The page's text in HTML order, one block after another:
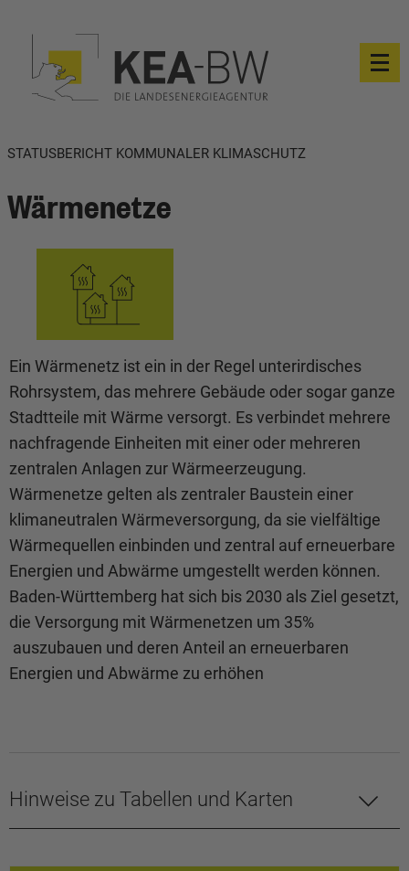
STATUSBERICHT KOMMUNALER KLIMASCHUTZ
Wärmenetze
Ein Wärmenetz ist ein in der Regel unterirdisches
Rohrsystem, das mehrere Gebäude oder sogar ganze
Stadtteile mit Wärme versorgt. Es verbindet mehrere
nachfragende Einheiten mit einer oder mehreren
zentralen Anlagen zur Wärmeerzeugung.
Wärmenetze gelten als zentraler Baustein einer
klimaneutralen Wärmeversorgung, da sie vielfältige
Wärmequellen einbinden und zentral auf erneuerbare
Energien und Abwärme umgestellt werden können.
Baden-Württemberg hat sich bis 2030 als Ziel gesetzt,
die Versorgung mit Wärmenetzen um 35%
auszubauen und deren Anteil an erneuerbaren
Energien und Abwärme zu erhöhen
Hinweise zu Tabellen und Karten